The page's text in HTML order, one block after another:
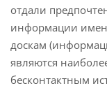
отдали
информации
доскам
являются
бесконтактным